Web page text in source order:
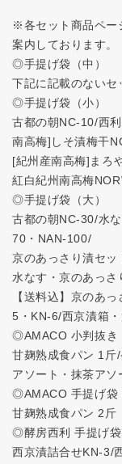
※各セット商品ペー
案内しております。
◎手提げ袋（中）
下記に記載のないセ
◎手提げ袋（小）
古都の朝NC-10/西
南高梅]しそ漬梅干
[紀州産南高梅]まろ
紅白紀州南高梅
◎手提げ袋（大）
古都の朝NC-30/水
70・NAN-100/
京のあっさり漬セ
水なす・京のあっ
【送料込】京のあ
5・KN-6/西京漬箱
◎AMACO 小判抜き
甘麹熟成食パン 1斤
アソート・抹茶アソ
◎AMACO 手提げ袋
甘麹熟成食パン 2斤
◎酵房西利 手提げ袋
西京漬詰合せKN-3/